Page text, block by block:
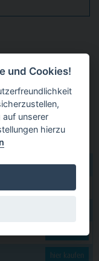
hier kaufen
hier kaufen
hier kaufen
und Cookies!
unserer
hierzu